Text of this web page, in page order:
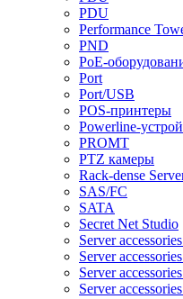
PDU
Performance
PND
PoE-
Port
Port/USB
POS-принтеры
Powerline-
PROMT
PTZ камеры
Rack-dense
SAS/FC
SATA
Secret Net Studio
Server
Server
Server
Server